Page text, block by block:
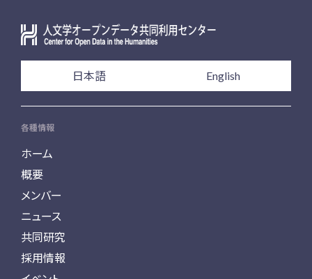
日本語 English
各種情報
ホーム
概要
メンバー
ニュース
共同研究
採用情報